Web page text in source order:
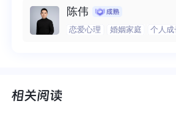
他细细回想，发现自己现在似乎确实
好一些。
学，这可能是因为刚刚进入大学时，
清晰，也慢慢找回了内在的力
虽然不知道还要有多久的路要
这里，让我真切的感受到了🙏❤️
也慢慢找回了内在的力量。虽
知道还要有多久的路要走，但
让我真切的感受到了🙏❤️
陈伟
恋爱心理 婚姻家庭 个人成